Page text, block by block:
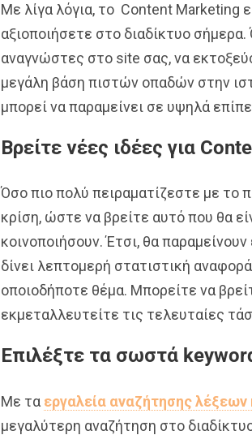
Με λίγα λόγια, το Content Marketing
αξιοποιήσετε στο διαδίκτυο
αναγνώστες στο site σας, να
μεγάλη βάση πιστών οπαδών στην
μπορεί να παραμείνει σε υψηλά
Βρείτε νέες ιδέες για
Όσο πιο πολύ πειραματίζεστε με το
κρίση, ώστε να βρείτε αυτό που θα
κοινοποιήσουν. Έτσι, θα
δίνει λεπτομερή στατιστική
οποιοδήποτε θέμα. Μπορείτε να
εκμεταλλευτείτε τις τελευταίες
Επιλέξτε τα σωστά
Με τα εργαλεία αναζήτησης λέξεων
μεγαλύτερη αναζήτηση στο